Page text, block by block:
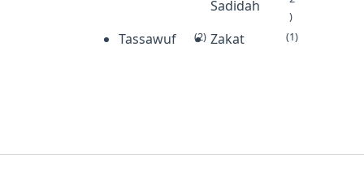
Sadidah
)
Tassawuf (2) Zakat (1)